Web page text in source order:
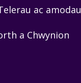
ac amodau
a Chwynion